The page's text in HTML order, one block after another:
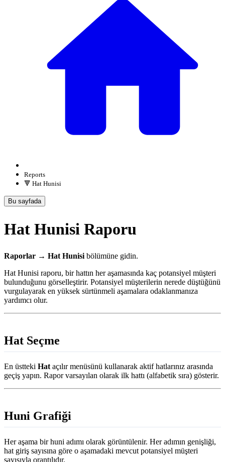
Reports
🔻 Hat Hunisi
Bu sayfada
Hat Hunisi Raporu
Raporlar → Hat Hunisi bölümüne gidin.
Hat Hunisi raporu, bir hattın her aşamasında kaç potansiyel müşteri
bulunduğunu görselleştirir. Potansiyel müşterilerin nerede düştüğünü
vurgulayarak en yüksek sürtünmeli aşamalara odaklanmanıza
yardımcı olur.
Hat Seçme
En üstteki Hat açılır menüsünü kullanarak aktif hatlarınız arasında
geçiş yapın. Rapor varsayılan olarak ilk hattı (alfabetik sıra) gösterir.
Huni Grafiği
Her aşama bir huni adımı olarak görüntülenir. Her adımın genişliği,
hat giriş sayısına göre o aşamadaki mevcut potansiyel müşteri
sayısıyla orantılıdır.